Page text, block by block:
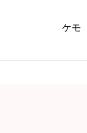
ケモ